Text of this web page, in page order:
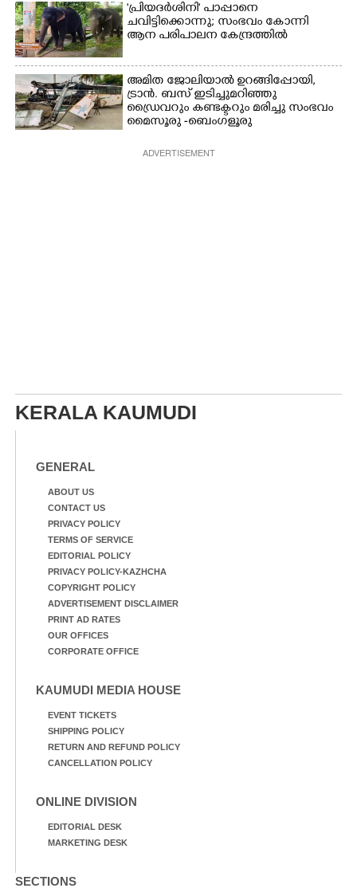
'പ്രിയദർശിനി' പാപ്പാനെ
ചവിട്ടിക്കൊന്നു; സംഭവം കോന്നി
ആന പരിപാലന കേന്ദ്രത്തിൽ
അമിത ജോലിയാൽ ഉറങ്ങിപ്പോയി,
ട്രാൻ. ബസ് ഇടിച്ചുമറിഞ്ഞു
ഡ്രൈവറും കണ്ടക്ടറും മരിച്ചു സംഭവം
മൈസൂരു -ബെംഗളൂരു
നാലു പേരുടെ നില ഗുരുതരം
ADVERTISEMENT
KERALA KAUMUDI
GENERAL
ABOUT US
CONTACT US
PRIVACY POLICY
TERMS OF SERVICE
EDITORIAL POLICY
PRIVACY POLICY-KAZHCHA
COPYRIGHT POLICY
ADVERTISEMENT DISCLAIMER
PRINT AD RATES
OUR OFFICES
CORPORATE OFFICE
KAUMUDI MEDIA HOUSE
EVENT TICKETS
SHIPPING POLICY
RETURN AND REFUND POLICY
CANCELLATION POLICY
ONLINE DIVISION
EDITORIAL DESK
MARKETING DESK
SECTIONS